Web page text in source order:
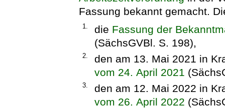
Fassung bekannt gemacht.
1. die Fassung der
(SächsGVBl. S. 198),
2.
den am 13. Mai 2021 in
vom 24. April 2021
3.
den am 12. Mai 2022 in
vom 26. April 2022